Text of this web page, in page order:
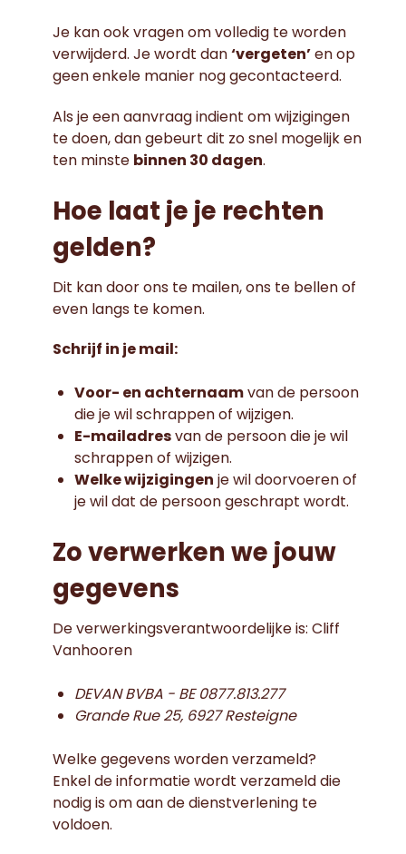
Je kan ook vragen om volledig te worden
verwijderd. Je wordt dan‘vergeten’en op
geen enkele manier nog gecontacteerd.
Als je een aanvraag indient om wijzigingen
te doen, dan gebeurt dit zo snel mogelijk en
ten minste binnen 30 dagen.
Hoe laat je je rechten
gelden?
Dit kan door ons te mailen, ons te bellen of
even langs te komen.
Schrijf in je mail:
Voor- en achternaamvan de persoon
die je wil schrappen of wijzigen.
E-mailadresvan de persoon die je wil
schrappen of wijzigen.
Welke wijzigingen je wil doorvoeren of
je wil dat de persoon geschrapt wordt.
Zo verwerken we jouw
gegevens
De verwerkingsverantwoordelijke is: Cliff
Vanhooren
DEVAN BVBA - BE 0877.813.277
Grande Rue 25, 6927 Resteigne
Welke gegevens worden verzameld?
Enkel de informatie wordt verzameld die
nodig is om aan de dienstverlening te
voldoen.